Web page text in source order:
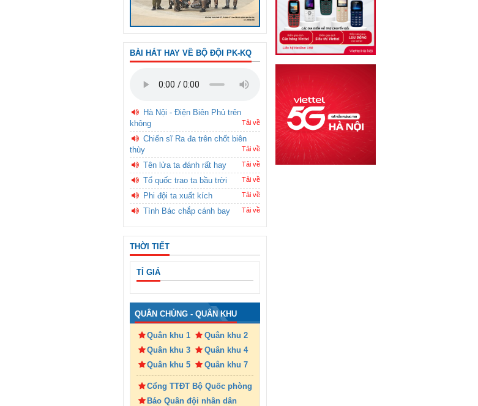
BÀI HÁT HAY VỀ BỘ ĐỘI PK-KQ
Hà Nội - Điện Biên Phủ trên
không
Tải về
Chiến sĩ Ra đa trên chốt biên
thùy
Tải về
Tên lửa ta đánh rất hay Tải về
Tổ quốc trao ta bầu trời Tải về
Phi đội ta xuất kích Tải về
Tình Bác chắp cánh bay Tải về
THỜI TIẾT
TỈ GIÁ
QUÂN CHỦNG - QUÂN KHU
Quân khu 1
Quân khu 2
Quân khu 3
Quân khu 4
Quân khu 5
Quân khu 7
Cổng TTĐT Bộ Quốc phòng
Báo Quân đội nhân dân